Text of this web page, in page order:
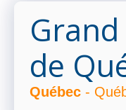
de
Québec -